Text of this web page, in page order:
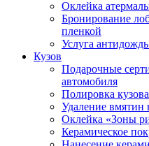
Оклейка
Бронирование
пленкой
Услуга
Кузов
Подарочные
автомобиля
Полировка кузова
Удаление вмятин
Оклейка «Зоны
Керамическое